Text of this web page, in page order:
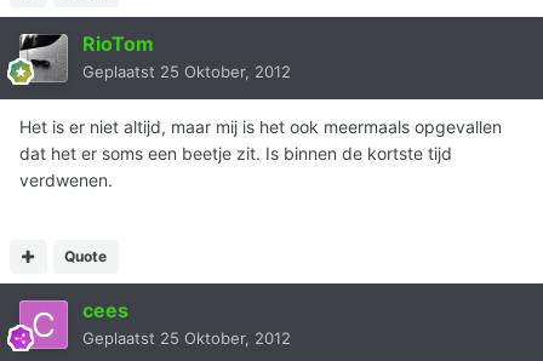
RioTom
Geplaatst 25 Oktober, 2012
Het is er niet altijd, maar mij is het ook meermaals opgevallen
dat het er soms een beetje zit. Is binnen de kortste tijd
verdwenen.
Quote
cees
Geplaatst 25 Oktober, 2012